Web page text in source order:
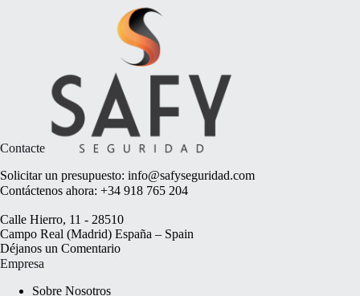
Contacte
Solicitar un presupuesto: info@safyseguridad.com
Contáctenos ahora: +34 918 765 204
Calle Hierro, 11 - 28510
Campo Real (Madrid) España – Spain
Déjanos un Comentario
Empresa
Sobre Nosotros